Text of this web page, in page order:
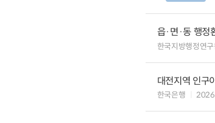
읍·면·동 행정
한국지방행정연구
대전지역 인구
한국은행